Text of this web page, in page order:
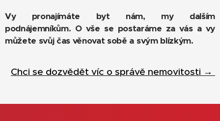
Vy pronajímáte byt nám, my dalším
podnájemníkům. O vše se postaráme za vás a vy
můžete svůj čas věnovat sobě a svým blízkým.
Chci se dozvědět víc o správě nemovitosti →